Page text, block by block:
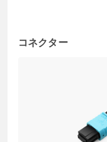
コネクター